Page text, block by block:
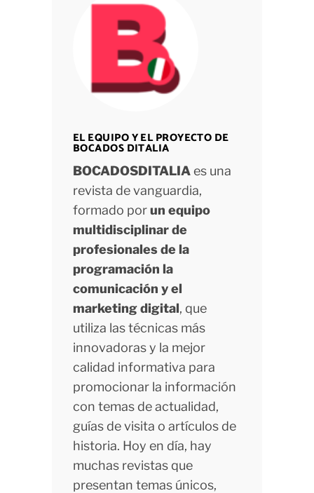
EL EQUIPO Y EL PROYECTO DE
BOCADOS DITALIA
BOCADOSDITALIAes una
revista de vanguardia,
formado porun equipo
multidisciplinar de
profesionales de la
programación la
comunicación y el
marketing digital, que
utiliza las técnicas más
innovadoras y la mejor
calidad informativa para
promocionar la información
con temas de actualidad,
guías de visita o artículos de
historia. Hoy en día, hay
muchas revistas que
presentan temas únicos,